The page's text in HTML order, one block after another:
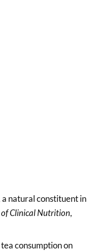
a natural constituent in
Clinical Nutrition,
consumption on